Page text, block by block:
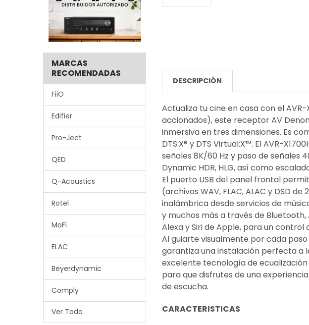
MARCAS
RECOMENDADAS
FiiO
Edifier
Pro-Ject
QED
Q-Acoustics
Rotel
MoFi
ELAC
Beyerdynamic
Comply
Ver Todo
DESCRIPCIÓN
Actualiza tu cine en casa con el AVR-
accionados), este receptor AV
inmersiva en tres dimensiones. Es
DTS:X® y DTS Virtual:X™. El AVR-
señales 8K/60 Hz y paso de señales
Dynamic HDR, HLG, así como
El puerto USB del panel frontal
(archivos WAV, FLAC, ALAC y DSD
inalámbrica desde servicios de
y muchos más a través de Bluetooth,
Alexa y Siri de Apple, para un control
Al guiarte visualmente por cada
garantiza una instalación perfecta a
excelente tecnología de
para que disfrutes de una
de escucha.
CARACTERISTICAS